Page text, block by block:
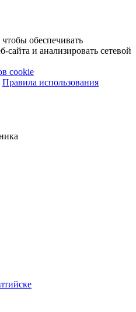
обеспечивать
и анализировать сетевой
cookie
Правила использования